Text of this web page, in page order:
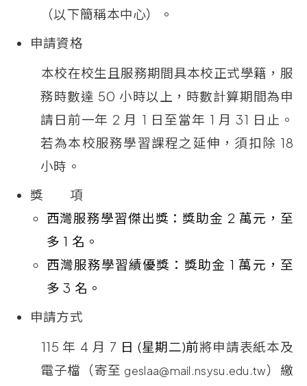
（以下簡稱本中心）。
申請資格
本校在校生且服務期間具本校正式學籍，服
務時數達 50 小時以上，時數計算期間為申
請日前一年 2 月 1 日至當年 1 月 31 日止。
若為本校服務學習課程之延伸，須扣除 18
小時。
獎 項
西灣服務學習傑出獎：獎助金 2 萬元，至
多 1 名。
西灣服務學習績優獎：獎助金 1 萬元，至
多 3 名。
申請方式
115 年 4 月 7 日 (星期二)前將申請表紙本及
電子檔（寄至 geslaa@mail.nsysu.edu.tw）繳